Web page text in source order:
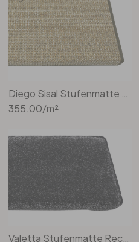
Diego Sisal Stufenmatte Rechteckig in Cashew
355.00/m²
Valetta Stufenmatte Rechteckig Wunschmass in Anthrazit